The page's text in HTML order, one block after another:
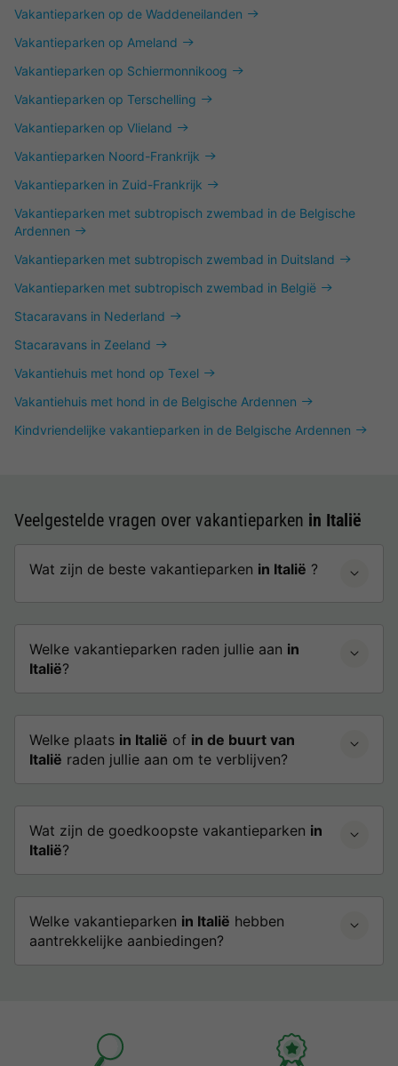
Vakantieparken op de Waddeneilanden
Vakantieparken op Ameland
Vakantieparken op Schiermonnikoog
Vakantieparken op Terschelling
Vakantieparken op Vlieland
Vakantieparken Noord-Frankrijk
Vakantieparken in Zuid-Frankrijk
Vakantieparken met subtropisch zwembad in de Belgische
Ardennen
Vakantieparken met subtropisch zwembad in Duitsland
Vakantieparken met subtropisch zwembad in België
Stacaravans in Nederland
Stacaravans in Zeeland
Vakantiehuis met hond op Texel
Vakantiehuis met hond in de Belgische Ardennen
Kindvriendelijke vakantieparken in de Belgische Ardennen
Veelgestelde vragen over vakantieparken in Italië
Wat zijn de beste vakantieparken in Italië ?
Welke vakantieparken raden jullie aan in
Italië?
Welke plaats in Italië of in de buurt van
Italië raden jullie aan om te verblijven?
Wat zijn de goedkoopste vakantieparken in
Italië?
Welke vakantieparken in Italië hebben
aantrekkelijke aanbiedingen?